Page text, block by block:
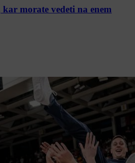
kar morate vedeti na enem